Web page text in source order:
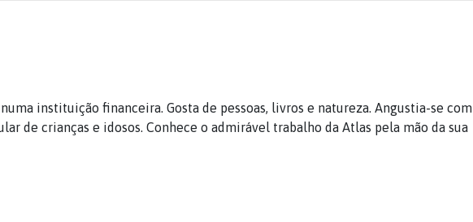
instituição financeira. Gosta de pessoas, livros e natureza. Angustia-se com
de crianças e idosos. Conhece o admirável trabalho da Atlas pela mão da sua